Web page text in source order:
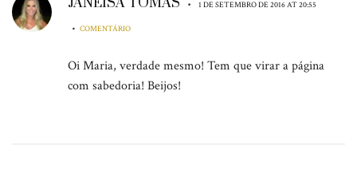
• 1 DE SETEMBRO DE 2016 AT 20:55
• COMENTÁRIO
Oi Maria, verdade mesmo! Tem que virar a página
com sabedoria! Beijos!